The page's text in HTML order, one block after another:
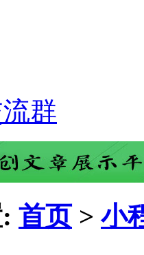
群
首页 >小